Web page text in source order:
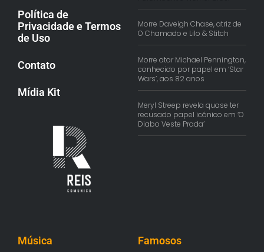
Política de
Privacidade e Termos
de Uso
Contato
Mídia Kit
Morre Daveigh Chase, atriz de
O Chamado e Lilo & Stitch
Morre ator Michael Pennington,
conhecido por papel em ‘Star
Wars’, aos 82 anos
Meryl Streep revela quase ter
recusado papel icônico em ‘O
Diabo Veste Prada’
Música Famosos